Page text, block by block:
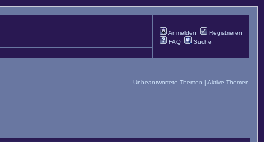
Anmelden
Registrieren
FAQ
Suche
Unbeantwortete Themen | Aktive Themen